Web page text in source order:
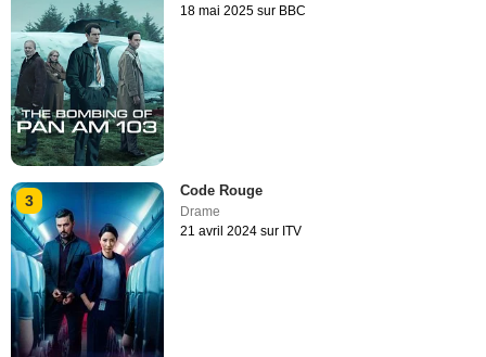
18 mai 2025 sur BBC
3
Code Rouge
Drame
21 avril 2024 sur ITV